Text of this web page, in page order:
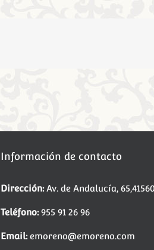
Información de contacto
Dirección:Av. de Andalucía,
Teléfono: 955 91 26 96
Email: emoreno@emoreno.com